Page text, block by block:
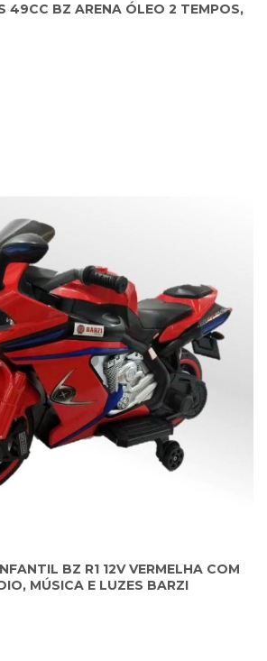
49CC BZ ARENA ÓLEO 2 TEMPOS,
BZ R1 12V VERMELHA COM
MÚSICA E LUZES BARZI